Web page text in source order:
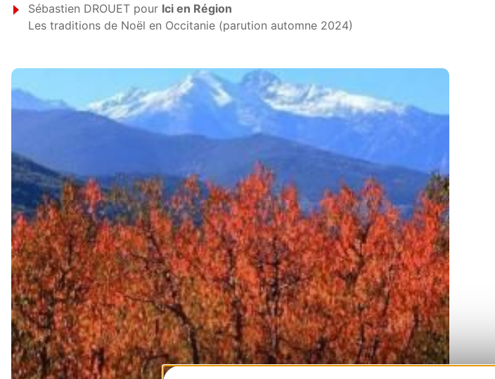
Sébastien DROUET pour Ici en Région
Les traditions de Noël en Occitanie (parution automne 2024)